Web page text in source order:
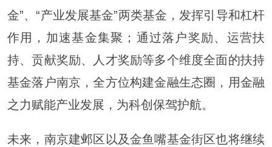
金”、“产业发展基金”两类基金，发挥引导和杠杆
作用，加速基金集聚；通过落户奖励、运营扶
持、贡献奖励、人才奖励等多个维度全面的扶持
基金落户南京，全方位构建金融生态圈，用金融
之力赋能产业发展，为科创保驾护航。
未来，南京建邺区以及金鱼嘴基金街区也将继续